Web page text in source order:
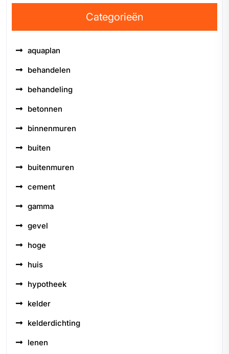
Categorieën
aquaplan
behandelen
behandeling
betonnen
binnenmuren
buiten
buitenmuren
cement
gamma
gevel
hoge
huis
hypotheek
kelder
kelderdichting
lenen